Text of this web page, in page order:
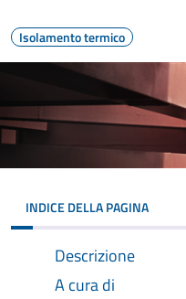
Isolamento termico
INDICE DELLA PAGINA
Descrizione
A cura di